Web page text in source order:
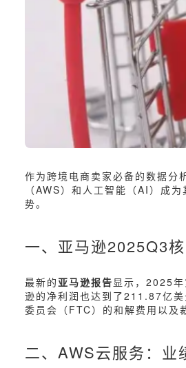
作为跨境电商卖家必备的数据分
（AWS）和人工智能（AI）成
势。
一、亚马逊2025Q3
最新的亚马逊报告 显示，2025
逊的净利润也达到了211.87亿
委员会（FTC）的和解费用以及
二、AWS云服务：业